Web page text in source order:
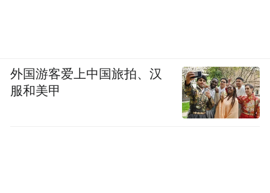
外国游客爱上中国旅拍、汉
服和美甲